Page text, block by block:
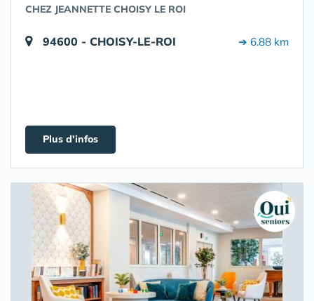
CHEZ JEANNETTE CHOISY LE ROI
94600 - CHOISY-LE-ROI ➔ 6.88 km
Plus d'infos